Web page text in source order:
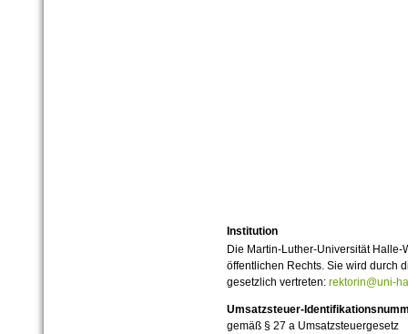
Institution
Die Martin-Luther-Universität
öffentlichen Rechts. Sie wird durch
gesetzlich vertreten: rektorin@uni-
Umsatzsteuer-
gemäß § 27 a Umsatzsteuergesetz